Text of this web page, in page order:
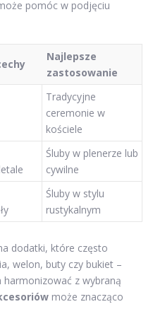
pomóc w podjęciu
Najlepsze
zastosowanie
Tradycyjne
ceremonie w
kościele
Śluby w plenerze lub
cywilne
Śluby w stylu
rustykalnym
dodatki, które często
welon, buty czy bukiet –
z wybraną
może znacząco